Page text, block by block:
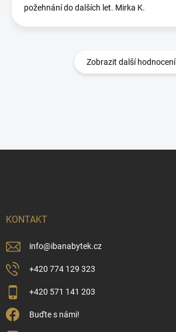
požehnání do dalších let. Mirka K.
Zobrazit další hodnocení
KONTAKT
info@ibanabytek.cz
+420 774 129 323
+420 571 141 203
Buďte s námi!